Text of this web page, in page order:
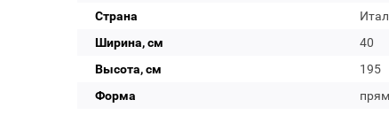
Страна
Ширина, см
40
Высота, см
195
Форма